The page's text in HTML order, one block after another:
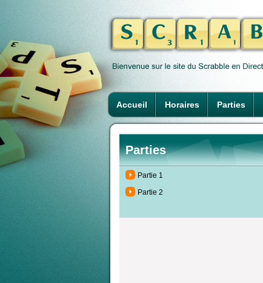
Accueil Horaires Parties
Parties
Partie 1
Partie 2